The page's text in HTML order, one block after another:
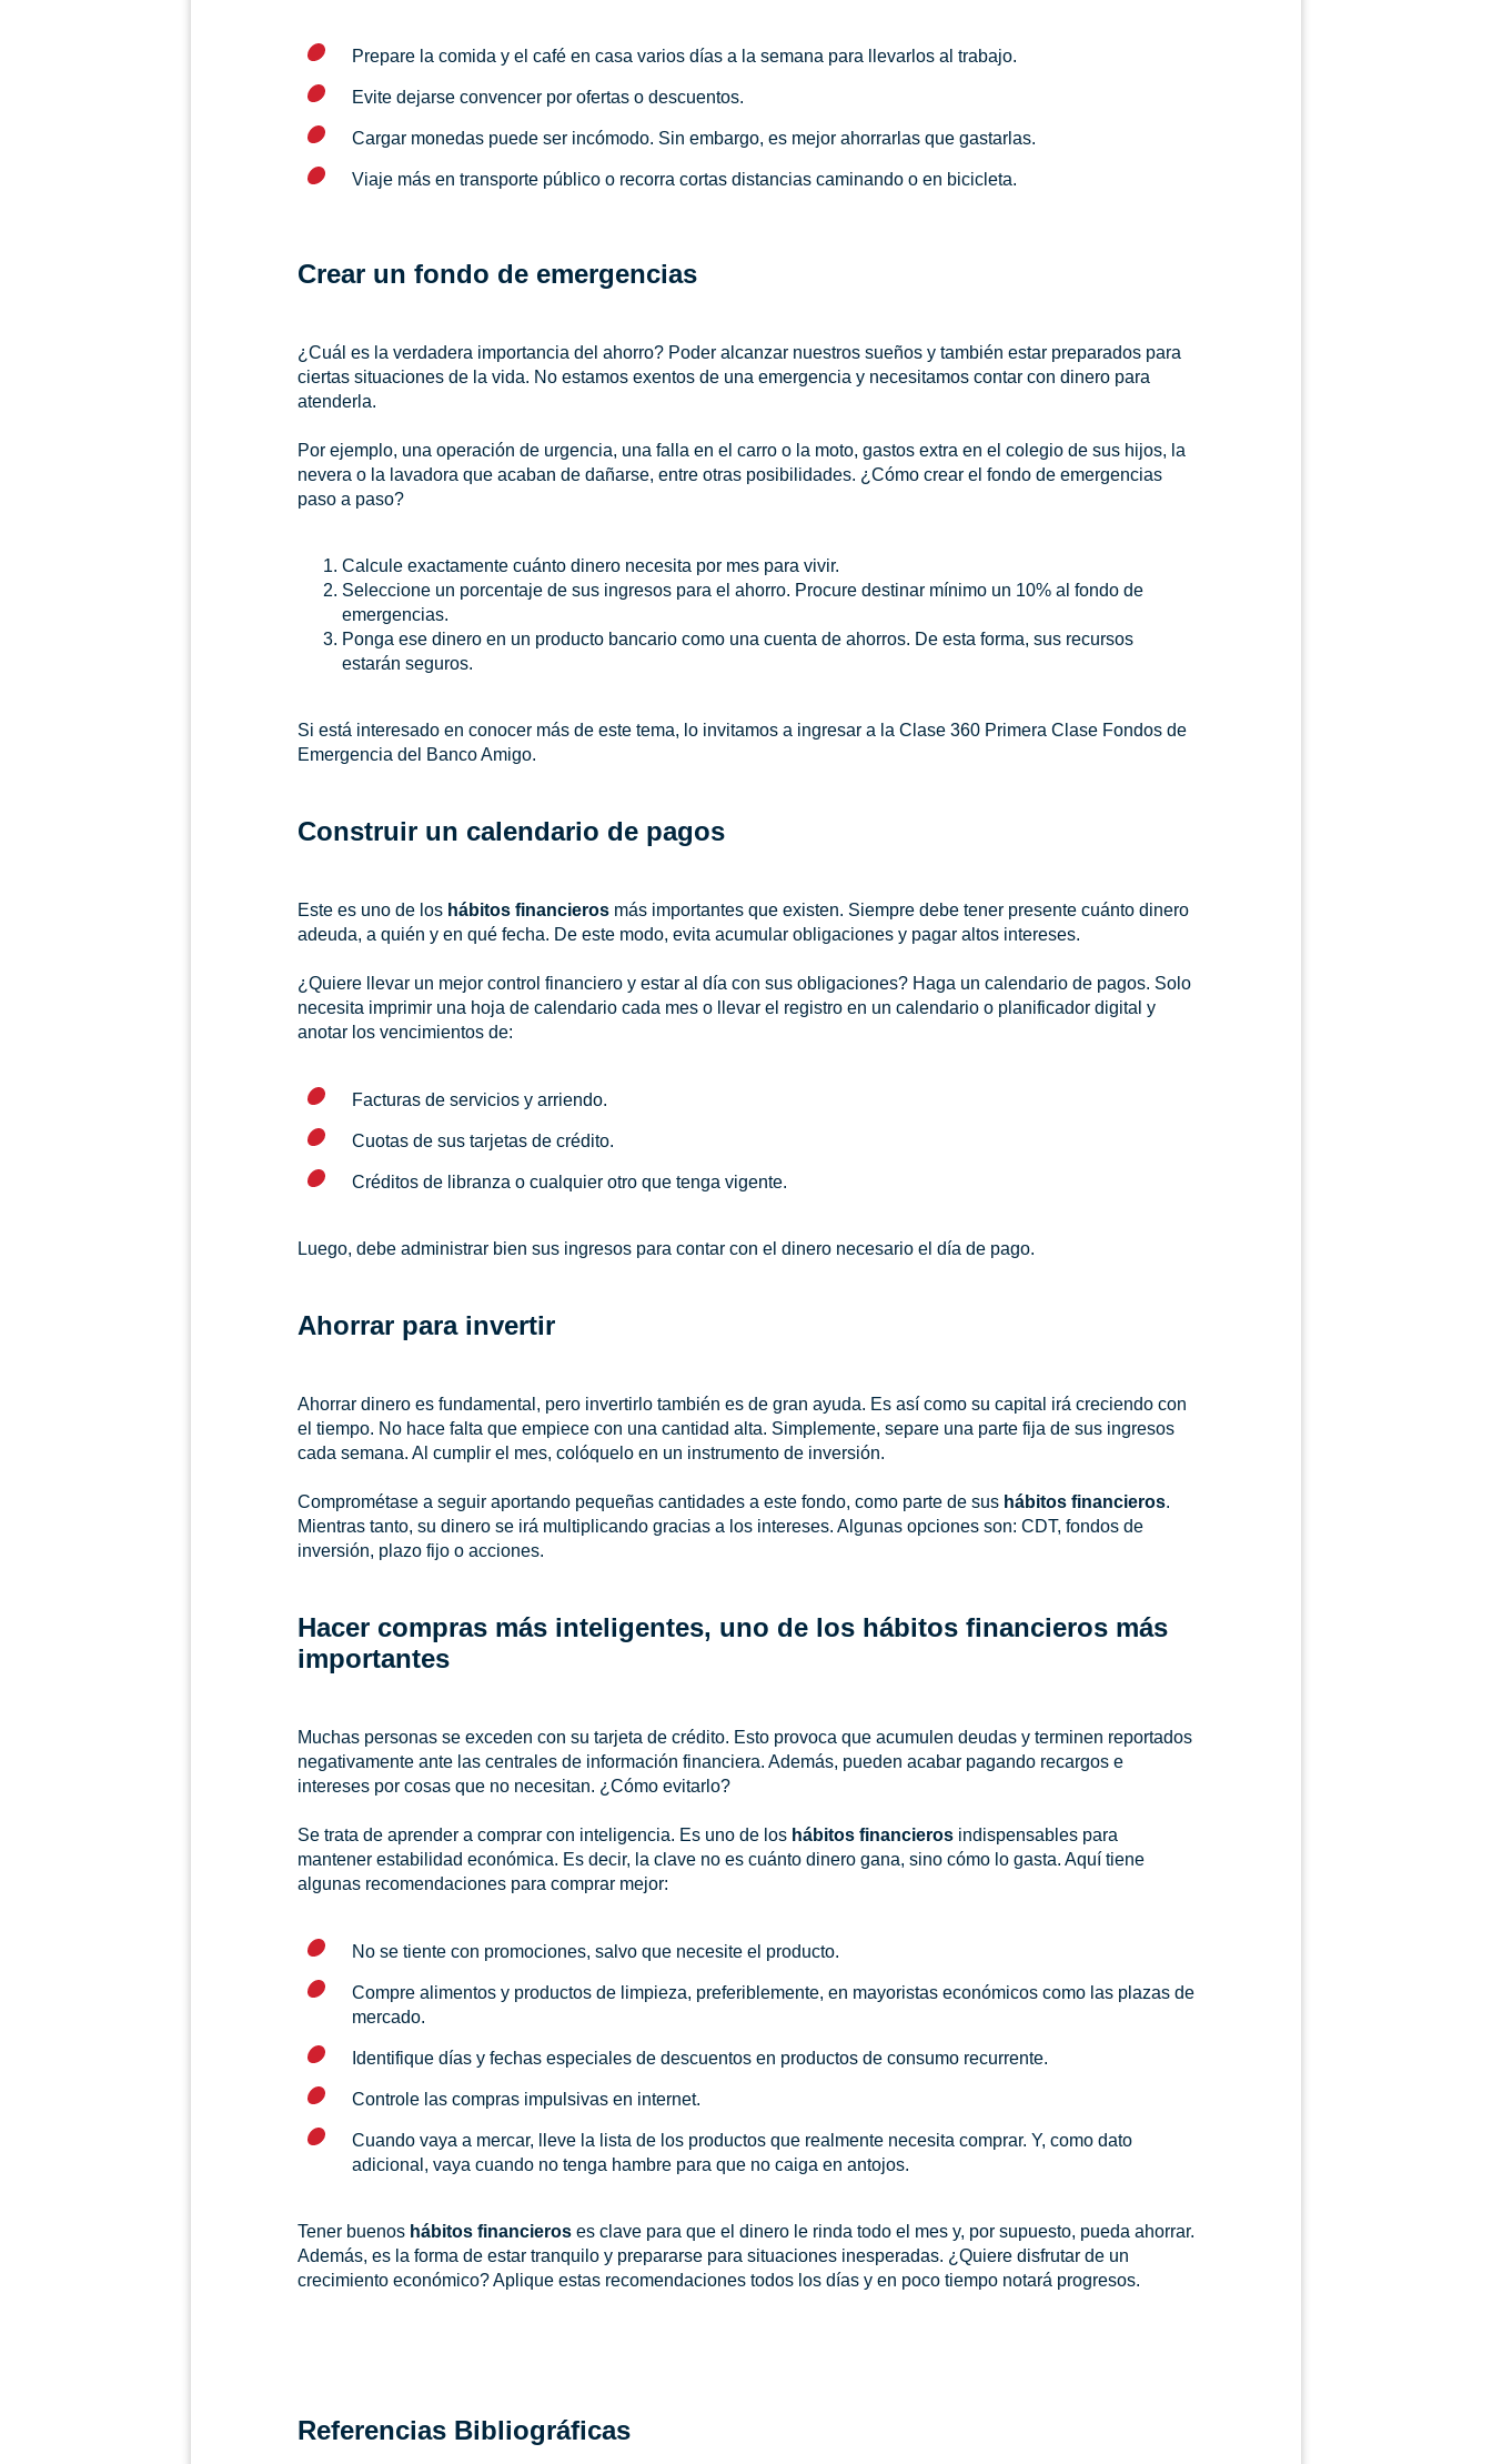
Prepare la comida y el café en casa varios días a la semana para llevarlos al trabajo.
Evite dejarse convencer por ofertas o descuentos.
Cargar monedas puede ser incómodo. Sin embargo, es mejor ahorrarlas que gastarlas.
Viaje más en transporte público o recorra cortas distancias caminando o en bicicleta.
Crear un fondo de emergencias
¿Cuál es la verdadera importancia del ahorro? Poder alcanzar nuestros sueños y también estar preparados para
ciertas situaciones de la vida. No estamos exentos de una emergencia y necesitamos contar con dinero para
atenderla.
Por ejemplo, una operación de urgencia, una falla en el carro o la moto, gastos extra en el colegio de sus hijos, la
nevera o la lavadora que acaban de dañarse, entre otras posibilidades. ¿Cómo crear el fondo de emergencias
paso a paso?
Calcule exactamente cuánto dinero necesita por mes para vivir.
Seleccione un porcentaje de sus ingresos para el ahorro. Procure destinar mínimo un 10% al fondo de
emergencias.
Ponga ese dinero en un producto bancario como una cuenta de ahorros. De esta forma, sus recursos
estarán seguros.
Si está interesado en conocer más de este tema, lo invitamos a ingresar a la Clase 360 Primera Clase Fondos de
Emergencia del Banco Amigo.
Construir un calendario de pagos
Este es uno de los hábitos financieros más importantes que existen. Siempre debe tener presente cuánto dinero
adeuda, a quién y en qué fecha. De este modo, evita acumular obligaciones y pagar altos intereses.
¿Quiere llevar un mejor control financiero y estar al día con sus obligaciones? Haga un calendario de pagos. Solo
necesita imprimir una hoja de calendario cada mes o llevar el registro en un calendario o planificador digital y
anotar los vencimientos de:
Facturas de servicios y arriendo.
Cuotas de sus tarjetas de crédito.
Créditos de libranza o cualquier otro que tenga vigente.
Luego, debe administrar bien sus ingresos para contar con el dinero necesario el día de pago.
Ahorrar para invertir
Ahorrar dinero es fundamental, pero invertirlo también es de gran ayuda. Es así como su capital irá creciendo con
el tiempo. No hace falta que empiece con una cantidad alta. Simplemente, separe una parte fija de sus ingresos
cada semana. Al cumplir el mes, colóquelo en un instrumento de inversión.
Comprométase a seguir aportando pequeñas cantidades a este fondo, como parte de sus hábitos financieros.
Mientras tanto, su dinero se irá multiplicando gracias a los intereses. Algunas opciones son: CDT, fondos de
inversión, plazo fijo o acciones.
Hacer compras más inteligentes, uno de los hábitos financieros más
importantes
Muchas personas se exceden con su tarjeta de crédito. Esto provoca que acumulen deudas y terminen reportados
negativamente ante las centrales de información financiera. Además, pueden acabar pagando recargos e
intereses por cosas que no necesitan. ¿Cómo evitarlo?
Se trata de aprender a comprar con inteligencia. Es uno de los hábitos financieros indispensables para
mantener estabilidad económica. Es decir, la clave no es cuánto dinero gana, sino cómo lo gasta. Aquí tiene
algunas recomendaciones para comprar mejor:
No se tiente con promociones, salvo que necesite el producto.
Compre alimentos y productos de limpieza, preferiblemente, en mayoristas económicos como las plazas de
mercado.
Identifique días y fechas especiales de descuentos en productos de consumo recurrente.
Controle las compras impulsivas en internet.
Cuando vaya a mercar, lleve la lista de los productos que realmente necesita comprar. Y, como dato
adicional, vaya cuando no tenga hambre para que no caiga en antojos.
Tener buenos hábitos financieros es clave para que el dinero le rinda todo el mes y, por supuesto, pueda ahorrar.
Además, es la forma de estar tranquilo y prepararse para situaciones inesperadas. ¿Quiere disfrutar de un
crecimiento económico? Aplique estas recomendaciones todos los días y en poco tiempo notará progresos.
Referencias Bibliográficas